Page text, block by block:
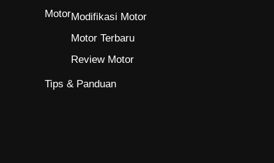
MotorModifikasi Motor
Motor Terbaru
Review Motor
Tips & Panduan